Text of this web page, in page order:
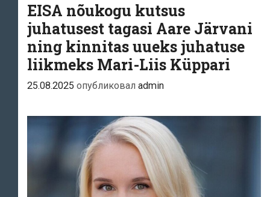
EISA nõukogu kutsus
juhatusest tagasi Aare Järvani
ning kinnitas uueks juhatuse
liikmeks Mari-Liis Küppari
25.08.2025 опубликовал admin